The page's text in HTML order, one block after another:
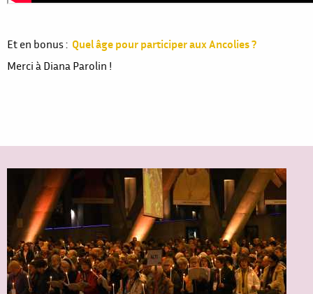
Et en bonus : Quel âge pour participer aux Ancolies ?
Merci à Diana Parolin !